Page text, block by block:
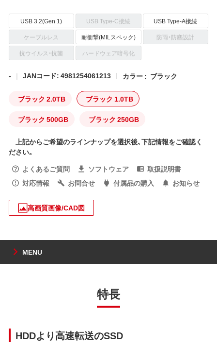
USB 3.2(Gen 1) USB Type-C接続
USB Type-A接続
ケーブルレス
耐衝撃(MILスペック)
防雨・防塵設計
抗ウイルス・抗菌
ハードウェア暗号化
- JANコード: 4981254061213 カラー : ブラック
ブラック 2.0TB ブラック 1.0TB
ブラック 500GB ブラック 250GB
上記からご希望のラインナップを選択後、下記情報をご確認く
ださい。
よくあるご質問
ソフトウェア
取扱説明書
対応情報
お問合せ 付属品の購入 お知らせ
高画質画像/CAD図
MENU
特長
HDDより高速転送のSSD